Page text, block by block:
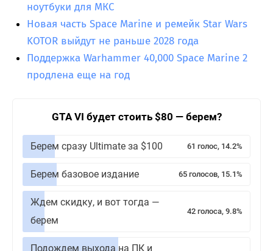
ноутбуки для МКС
Новая часть Space Marine и ремейк Star Wars
KOTOR выйдут не раньше 2028 года
Поддержка Warhammer 40,000 Space Marine 2
продлена еще на год
GTA VI будет стоить $80 — берем?
Берем сразу Ultimate за $100 61 голос, 14.2%
Берем базовое издание 65 голосов, 15.1%
Ждем скидку, и вот тогда —
берем
42 голоса, 9.8%
Подождем выхода на ПК и